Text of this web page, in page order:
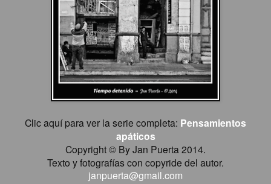
Clic aquí para ver la serie completa: Pensamientos
apáticos
Copyright © By Jan Puerta 2014.
Texto y fotografías con copyride del autor.
janpuerta@gmail.com